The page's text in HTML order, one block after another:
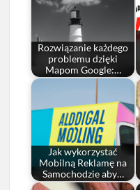
Rozwiązanie każdego
problemu dzięki
Mapom Google:…
Jak wykorzystać
Mobilną Reklamę na
Samochodzie aby…